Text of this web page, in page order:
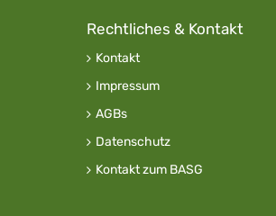
Rechtliches & Kontakt
Kontakt
Impressum
AGBs
Datenschutz
Kontakt zum BASG